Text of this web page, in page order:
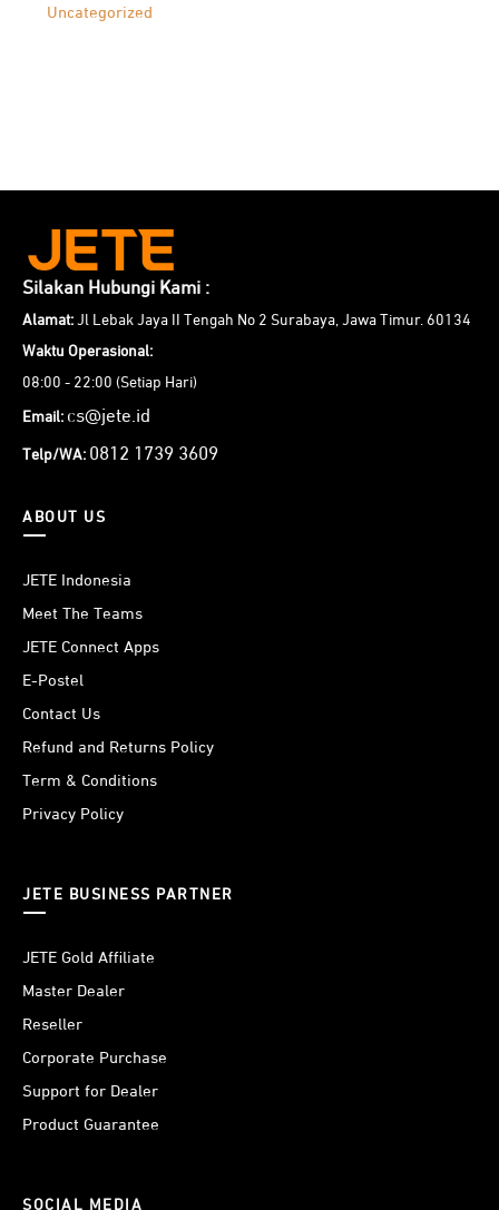
Uncategorized
Silakan Hubungi Kami :
Alamat: Jl Lebak Jaya II Tengah No 2 Surabaya, Jawa Timur. 60134
Waktu Operasional:
08:00 - 22:00 (Setiap Hari)
Email: cs@jete.id
Telp/WA: 0812 1739 3609
ABOUT US
JETE Indonesia
Meet The Teams
JETE Connect Apps
E-Postel
Contact Us
Refund and Returns Policy
Term & Conditions
Privacy Policy
JETE BUSINESS PARTNER
JETE Gold Affiliate
Master Dealer
Reseller
Corporate Purchase
Support for Dealer
Product Guarantee
SOCIAL MEDIA